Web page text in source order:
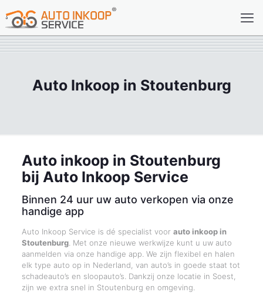
Auto Inkoop in Stoutenburg
Auto inkoop in Stoutenburg
bij Auto Inkoop Service
Binnen 24 uur uw auto verkopen via onze
handige app
Auto Inkoop Service is dé specialist voor auto inkoop in
Stoutenburg. Met onze nieuwe werkwijze kunt u uw auto
aanmelden via onze handige app. We zijn flexibel en halen
elk type auto op in Nederland, van auto’s in goede staat tot
schadeauto’s en sloopauto’s. Dankzij onze locatie in Soest,
zijn we extra snel in Stoutenburg en omgeving.